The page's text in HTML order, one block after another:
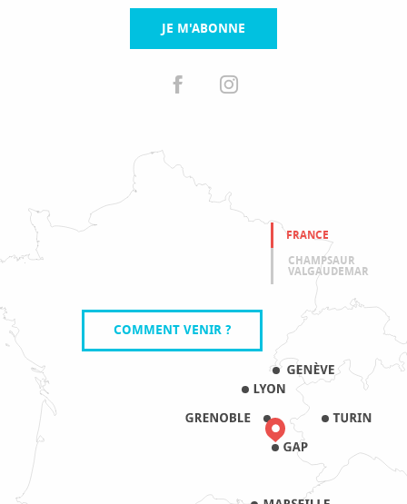
JE M'ABONNE
FRANCE
CHAMPSAUR
VALGAUDEMAR
COMMENT VENIR ?